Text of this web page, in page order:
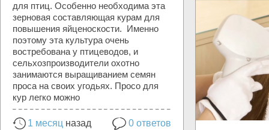
для птиц. Особенно необходима эта
зерновая составляющая курам для
повышения яйценоскости. Именно
поэтому эта культура очень
востребована у птицеводов, и
сельхозпроизводители охотно
занимаются выращиванием семян
проса на своих угодьях. Просо для
кур легко можно
1 месяц назад 0 ответов